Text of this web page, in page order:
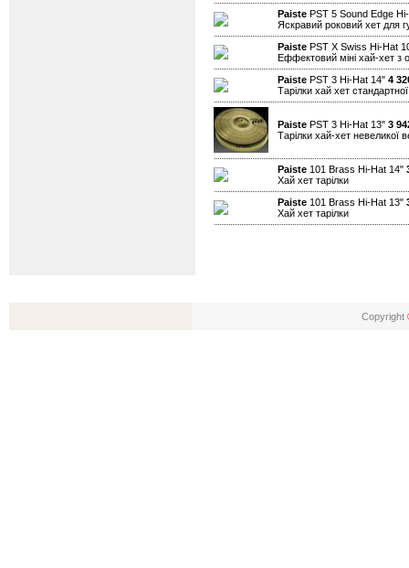
Paiste PST 5 Sound Edge
Яскравий роковий хет для
Paiste PST X Swiss Hi-Hat
Еффектовий міні хай-хет з
Paiste PST 3 Hi-Hat 14" 4
Тарілки хай хет
Paiste PST 3 Hi-Hat 13" 3
Тарілки хай-хет невеликої
Paiste 101 Brass Hi-Hat 14"
Хай хет тарілки
Paiste 101 Brass Hi-Hat 13"
Хай хет тарілки
Copyright